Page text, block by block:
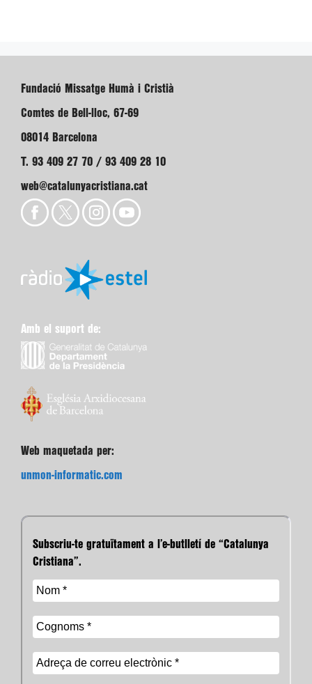
Fundació Missatge Humà i Cristià
Comtes de Bell-lloc, 67-69
08014 Barcelona
T. 93 409 27 70 / 93 409 28 10
web@catalunyacristiana.cat
Amb el suport de:
Web maquetada per:
unmon-informatic.com
Subscriu-te gratuïtament a l’e-butlletí de “Catalunya
Cristiana”.